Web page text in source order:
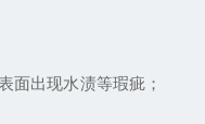
面出现水渍等瑕疵；